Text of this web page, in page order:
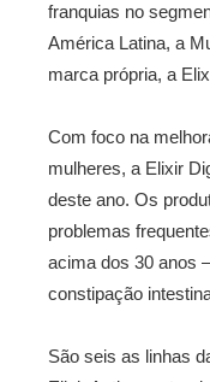
franquias no
América Latina, a
marca própria, a
Com foco na
mulheres, a Elixir
deste ano. Os
problemas
acima dos 30 anos
constipação
São seis as linhas